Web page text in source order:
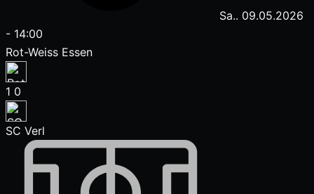
Sa.. 09.05.2026
- 14:00
Rot-Weiss Essen
1 0
SC Verl